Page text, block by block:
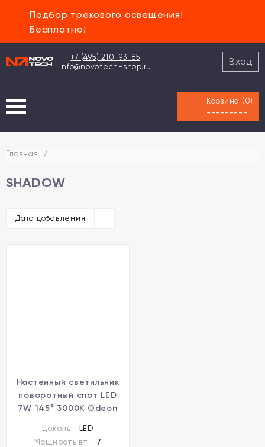
Подбор трекового освещения!
Бесплатно!
+7 (495) 210-93-85
info@novotech-shop.ru
Вход
Корзина ( 0)
---------
Главная /
SHADOW
Дата добавления
Настенный светильник
поворотный спот LED
7W 145° 3000K Odeon
7024/7WL
Цоколь:
LED
Мощность вт:
7